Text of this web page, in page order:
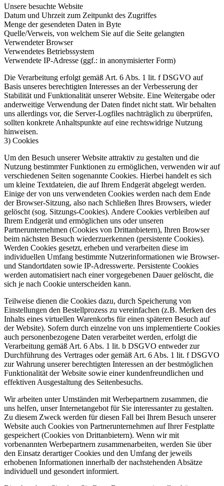
Unsere besuchte Website
Datum und Uhrzeit zum Zeitpunkt des Zugriffes
Menge der gesendeten Daten in Byte
Quelle/Verweis, von welchem Sie auf die Seite gelangten
Verwendeter Browser
Verwendetes Betriebssystem
Verwendete IP-Adresse (ggf.: in anonymisierter Form)
Die Verarbeitung erfolgt gemäß Art. 6 Abs. 1 lit. f DSGVO auf
Basis unseres berechtigten Interesses an der Verbesserung der
Stabilität und Funktionalität unserer Website. Eine Weitergabe oder
anderweitige Verwendung der Daten findet nicht statt. Wir behalten
uns allerdings vor, die Server-Logfiles nachträglich zu überprüfen,
sollten konkrete Anhaltspunkte auf eine rechtswidrige Nutzung
hinweisen.
3) Cookies
Um den Besuch unserer Website attraktiv zu gestalten und die
Nutzung bestimmter Funktionen zu ermöglichen, verwenden wir auf
verschiedenen Seiten sogenannte Cookies. Hierbei handelt es sich
um kleine Textdateien, die auf Ihrem Endgerät abgelegt werden.
Einige der von uns verwendeten Cookies werden nach dem Ende
der Browser-Sitzung, also nach Schließen Ihres Browsers, wieder
gelöscht (sog. Sitzungs-Cookies). Andere Cookies verbleiben auf
Ihrem Endgerät und ermöglichen uns oder unseren
Partnerunternehmen (Cookies von Drittanbietern), Ihren Browser
beim nächsten Besuch wiederzuerkennen (persistente Cookies).
Werden Cookies gesetzt, erheben und verarbeiten diese im
individuellen Umfang bestimmte Nutzerinformationen wie Browser-
und Standortdaten sowie IP-Adresswerte. Persistente Cookies
werden automatisiert nach einer vorgegebenen Dauer gelöscht, die
sich je nach Cookie unterscheiden kann.
Teilweise dienen die Cookies dazu, durch Speicherung von
Einstellungen den Bestellprozess zu vereinfachen (z.B. Merken des
Inhalts eines virtuellen Warenkorbs für einen späteren Besuch auf
der Website). Sofern durch einzelne von uns implementierte Cookies
auch personenbezogene Daten verarbeitet werden, erfolgt die
Verarbeitung gemäß Art. 6 Abs. 1 lit. b DSGVO entweder zur
Durchführung des Vertrages oder gemäß Art. 6 Abs. 1 lit. f DSGVO
zur Wahrung unserer berechtigten Interessen an der bestmöglichen
Funktionalität der Website sowie einer kundenfreundlichen und
effektiven Ausgestaltung des Seitenbesuchs.
Wir arbeiten unter Umständen mit Werbepartnern zusammen, die
uns helfen, unser Internetangebot für Sie interessanter zu gestalten.
Zu diesem Zweck werden für diesen Fall bei Ihrem Besuch unserer
Website auch Cookies von Partnerunternehmen auf Ihrer Festplatte
gespeichert (Cookies von Drittanbietern). Wenn wir mit
vorbenannten Werbepartnern zusammenarbeiten, werden Sie über
den Einsatz derartiger Cookies und den Umfang der jeweils
erhobenen Informationen innerhalb der nachstehenden Absätze
individuell und gesondert informiert.